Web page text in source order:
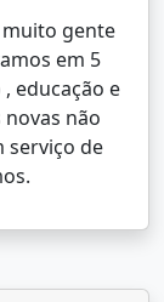
muito gente
em 5
educação e
não
serviço de